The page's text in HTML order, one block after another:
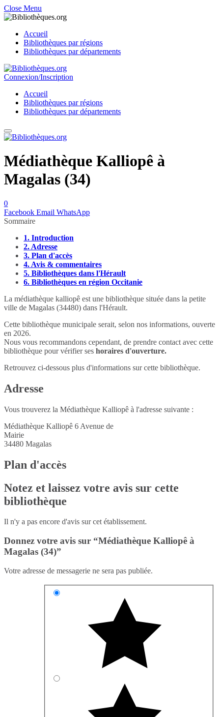
Close Menu
Accueil
Bibliothèques par régions
Bibliothèques par départements
Connexion/Inscription
Accueil
Bibliothèques par régions
Bibliothèques par départements
Médiathèque Kalliopê à
Magalas (34)
0
Facebook Email WhatsApp
Sommaire
1. Introduction
2. Adresse
3. Plan d'accès
4. Avis & commentaires
5. Bibliothèques dans l'Hérault
6. Bibliothèques en région Occitanie
La médiathèque kalliopê est une bibliothèque située dans la petite
ville de Magalas (34480) dans l'Hérault.
Cette bibliothèque municipale serait, selon nos informations, ouverte
en 2026.
Nous vous recommandons cependant, de prendre contact avec cette
bibliothèque pour vérifier ses horaires d'ouverture.
Retrouvez ci-dessous plus d'informations sur cette bibliothèque.
Adresse
Vous trouverez la Médiathèque Kalliopê à l'adresse suivante :
Médiathèque Kalliopê 6 Avenue de
Mairie
34480 Magalas
Plan d'accès
Notez et laissez votre avis sur cette
bibliothèque
Il n'y a pas encore d'avis sur cet établissement.
Donnez votre avis sur “Médiathèque Kalliopê à
Magalas (34)”
Votre adresse de messagerie ne sera pas publiée.